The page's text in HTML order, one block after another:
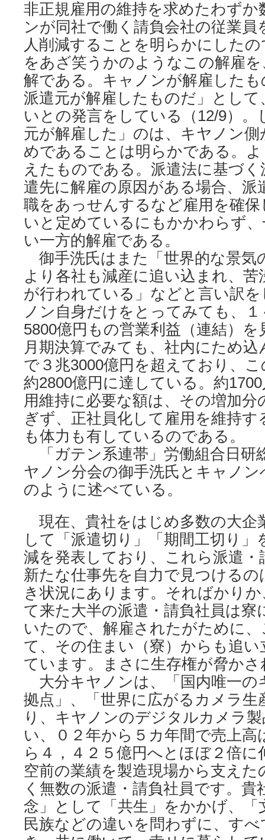
非正規雇用の維持を求めたわずか
ンが同社で働く請負会社の従業員
人削減することを明らかにした
をあざ笑うかのようなこの解雇
解である。キャノンが解雇した
派遣元が解雇したものだ」とし
いとの発言をしている（12/9）。
元が解雇した」のは、キヤノン
めであることは明らかである。
えたものである。派遣法に基づ
遣先に解雇の原因がある場合、派
職をあっせんするなど雇用を確
いと定めているにもかかわらず
い一方的解雇である。
御手洗氏はまた「世界的な景気
より各社も減産に追い込まれ、苦
が行われている」などと言い訳
ノン自身だけをとってみても、
5800億円もの営業利益（連結）
月期決算でみても、社内にため
で３兆3000億円を超えており、
約2800億円に達している。約
用維持に必要な額は、その増加分
ぎず、正社員化して雇用を維持
も体力も有しているのである。
「ガテン系連帯」労働組合日研
ヤノン分会の御手洗氏とキャノ
のように述べている。
現在、貴社をはじめ多数の大企
して「派遣切り」「期間工切り」
減を発表しており、これら派遣・
新たな仕事先を自力で見つける
き状況にあります。そればかり
て来た大半の派遣・請負社員は寮
いたので、解雇されたがために
て、その住まい（寮）からも追
ています。まさに生存権が脅か
大分キヤノンは、「国内唯一の
拠点」、「世界に広がるカメラ生
り、キヤノンのデジタルカメラ
い、０２年から５カ年間で売上高
ら４，４２５億円へとほぼ２倍
空前の業績を製造現場から支え
く無数の派遣・請負社員です。貴
念」として「共生」をかかげ、「
民族などの違いを問わずに、す